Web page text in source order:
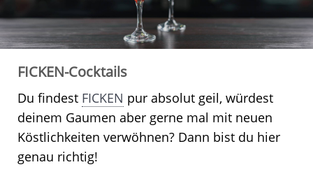
FICKEN-Cocktails
Du findest FICKEN pur absolut geil, würdest
deinem Gaumen aber gerne mal mit neuen
Köstlichkeiten verwöhnen? Dann bist du hier
genau richtig!